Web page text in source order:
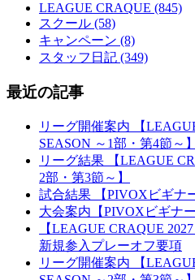
LEAGUE CRAQUE (845)
スクール (58)
キャンペーン (8)
スタッフ日記 (349)
最近の記事
リーグ開催案内 【
SEASON ～1部・第4節～】
リーグ結果 【LEAGUE
2部・第3節～】
試合結果 【PIVOXビギナ
大会案内【PIVOXビギナ
【LEAGUE CRAQUE
新規参入プレーオフ要項
リーグ開催案内 【